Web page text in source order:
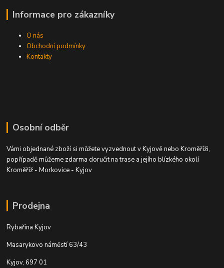
Informace pro zákazníky
O nás
Obchodní podmínky
Kontakty
Osobní odběr
Vámi objednané zboží si můžete vyzvednout v Kyjově nebo Kroměříži,
popřípadě můžeme zdarma doručit na trase a jejího blízkého okolí
Kroměříž - Morkovice - Kyjov
Prodejna
Rybařina Kyjov
Masarykovo náměstí 63/43
Kyjov, 697 01